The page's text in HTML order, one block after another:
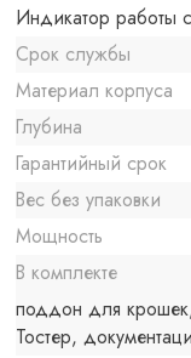
Индикатор работы
Срок службы
Материал корпуса
Глубина
Гарантийный срок
Вес без упаковки
Мощность
В комплекте
поддон для
Тостер,